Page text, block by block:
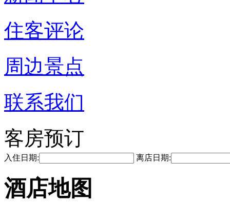
住客评论
周边景点
联系我们
客房预订
入住日期: 离店日期:
酒店地图